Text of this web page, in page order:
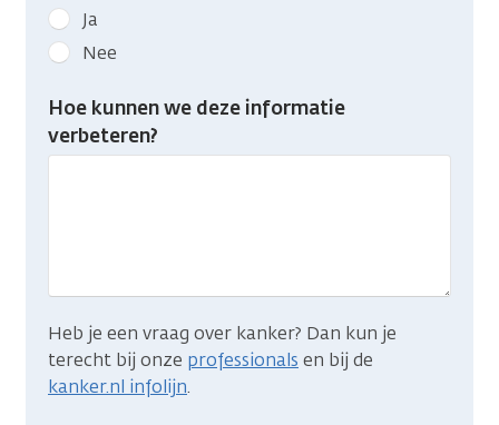
Geef
kanker.nl
feedback:
Heb
gevonden
Ja
Nee
Hoe kunnen we deze informatie
verbeteren?
Heb je een vraag over kanker? Dan kun je
terecht bij onze professionals en bij de
kanker.nl infolijn.